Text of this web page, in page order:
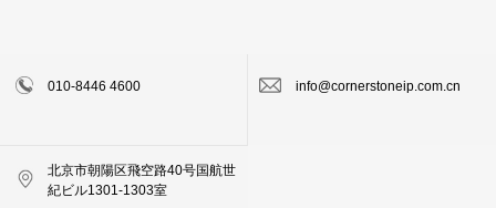
010-8446 4600 info@cornerstoneip.com.cn
北京市朝陽区飛空路40号国航世
紀ビル1301-1303室